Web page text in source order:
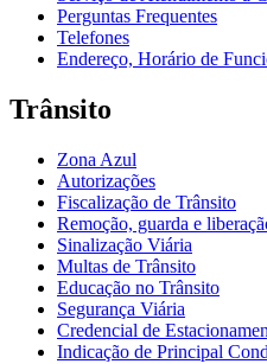
Perguntas Frequentes
Telefones
Endereço, Horário de
Trânsito
Zona Azul
Autorizações
Fiscalização de Trânsito
Remoção, guarda e
Sinalização Viária
Multas de Trânsito
Educação no Trânsito
Segurança Viária
Credencial de
Indicação de Principal